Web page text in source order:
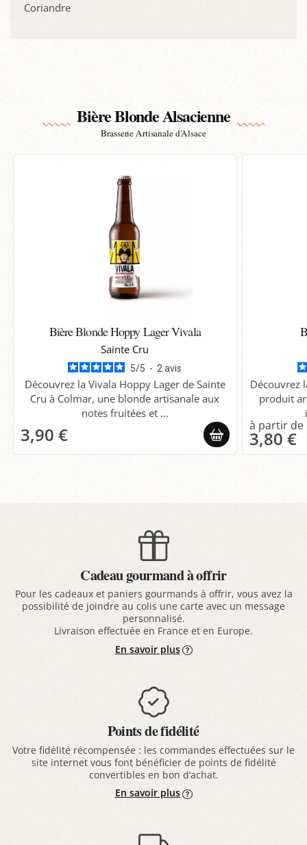
Coriandre
Bière Blonde Alsacienne
Brasserie Artisanale d'Alsace
Bière Blonde Hoppy Lager Vivala
Sainte Cru
5/5 - 2avis
Découvrez la Vivala Hoppy Lager de Sainte
Cru à Colmar, une blonde artisanale aux
notes fruitées et ...
3,90 €
Découvrez
produit
3,80 €
Cadeau gourmand à offrir
Pour les cadeaux et paniers gourmands à offrir, vous avez la
possibilité de joindre au colis une carte avec un message
personnalisé.
Livraison effectuée en France et en Europe.
En savoir plus
Points de fidélité
Votre fidélité récompensée : les commandes effectuées sur le
site internet vous font bénéficier de points de fidélité
convertibles en bon d’achat.
En savoir plus